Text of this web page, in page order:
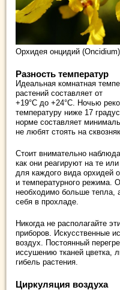
Орхидея онцидий
Разность температур
Идеальная комнатная
растений составляет от
+19°С до +24°C. Ночью
температуру ниже 17
норме составляет
не любят стоять на
Стоит внимательно
как они реагируют на те
для каждого вида орхидей
и температурного режима.
необходимо больше тепла,
себя в прохладе.
Никогда не располагайте
приборов. Искусственные
воздух. Постоянный
иссушению тканей цветка,
гибель растения.
Циркуляция воздуха